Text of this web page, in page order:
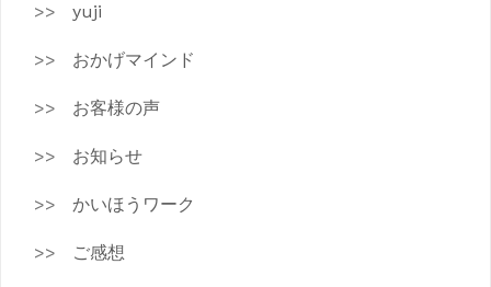
yuji
おかげマインド
お客様の声
お知らせ
かいほうワーク
ご感想